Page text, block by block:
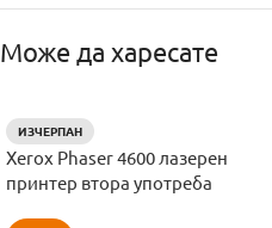
Може да харесате
ИЗЧЕРПАН
Xerox Phaser 4600 лазерен
принтер втора употреба